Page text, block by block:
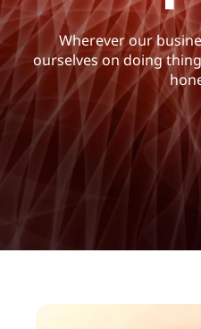
o
m
p
a
Wherever our
ourselves on doing